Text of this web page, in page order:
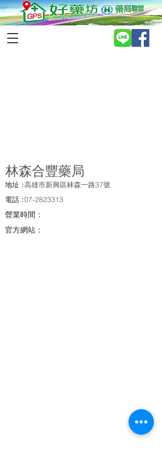
林森合豐藥局
地址：高雄市新興區林森一路37號
電話：07-2823313
營業時間：
官方網站：